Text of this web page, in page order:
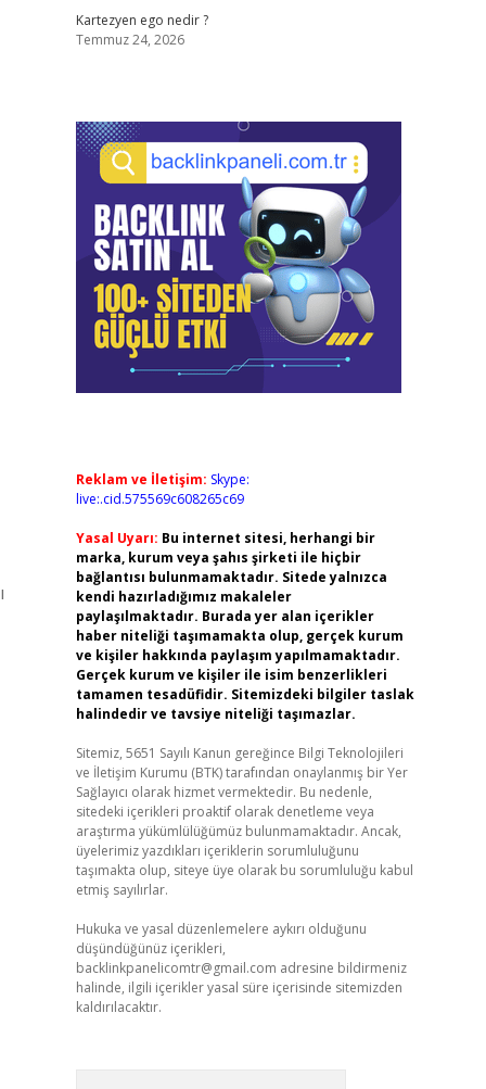
Kartezyen ego nedir ?
Temmuz 24, 2026
Reklam ve İletişim: Skype:
live:.cid.575569c608265c69
Yasal Uyarı: Bu internet sitesi, herhangi bir
marka, kurum veya şahıs şirketi ile hiçbir
bağlantısı bulunmamaktadır. Sitede yalnızca
kendi hazırladığımız makaleler
paylaşılmaktadır. Burada yer alan içerikler
haber niteliği taşımamakta olup, gerçek kurum
ve kişiler hakkında paylaşım yapılmamaktadır.
Gerçek kurum ve kişiler ile isim benzerlikleri
tamamen tesadüfidir. Sitemizdeki bilgiler taslak
halindedir ve tavsiye niteliği taşımazlar.
Sitemiz, 5651 Sayılı Kanun gereğince Bilgi Teknolojileri
ve İletişim Kurumu (BTK) tarafından onaylanmış bir Yer
Sağlayıcı olarak hizmet vermektedir. Bu nedenle,
sitedeki içerikleri proaktif olarak denetleme veya
araştırma yükümlülüğümüz bulunmamaktadır. Ancak,
üyelerimiz yazdıkları içeriklerin sorumluluğunu
taşımakta olup, siteye üye olarak bu sorumluluğu kabul
etmiş sayılırlar.
Hukuka ve yasal düzenlemelere aykırı olduğunu
düşündüğünüz içerikleri,
backlinkpanelicomtr@gmail.com adresine bildirmeniz
halinde, ilgili içerikler yasal süre içerisinde sitemizden
kaldırılacaktır.